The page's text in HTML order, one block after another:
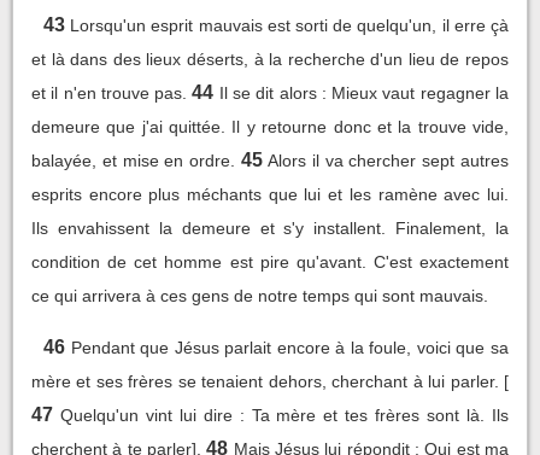
43 Lorsqu'un esprit mauvais est sorti de quelqu'un, il erre çà
et là dans des lieux déserts, à la recherche d'un lieu de repos
et il n'en trouve pas. 44 Il se dit alors : Mieux vaut regagner la
demeure que j'ai quittée. Il y retourne donc et la trouve vide,
balayée, et mise en ordre. 45 Alors il va chercher sept autres
esprits encore plus méchants que lui et les ramène avec lui.
Ils envahissent la demeure et s'y installent. Finalement, la
condition de cet homme est pire qu'avant. C'est exactement
ce qui arrivera à ces gens de notre temps qui sont mauvais.
46 Pendant que Jésus parlait encore à la foule, voici que sa
mère et ses frères se tenaient dehors, cherchant à lui parler. [
47 Quelqu'un vint lui dire : Ta mère et tes frères sont là. Ils
cherchent à te parler]. 48 Mais Jésus lui répondit : Qui est ma